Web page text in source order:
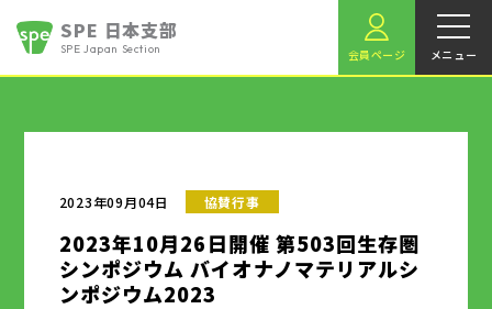
SPE 日本支部
SPE Japan Section 会員ページ メニュー
2023年09月04日 協賛行事
2023年10月26日開催 第503回生存圏
シンポジウム バイオナノマテリアルシ
ンポジウム2023